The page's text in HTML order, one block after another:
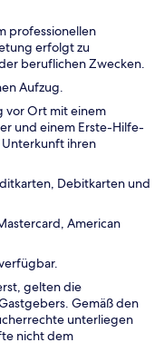
professionellen
erfolgt zu
beruflichen Zwecken.
Aufzug.
vor Ort mit einem
und einem Erste-Hilfe-
Unterkunft ihren
Debitkarten und
American
gelten die
Gemäß den
unterliegen
nicht dem